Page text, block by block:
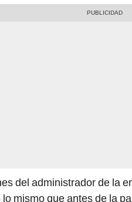
del administrador de la
mismo que antes de la